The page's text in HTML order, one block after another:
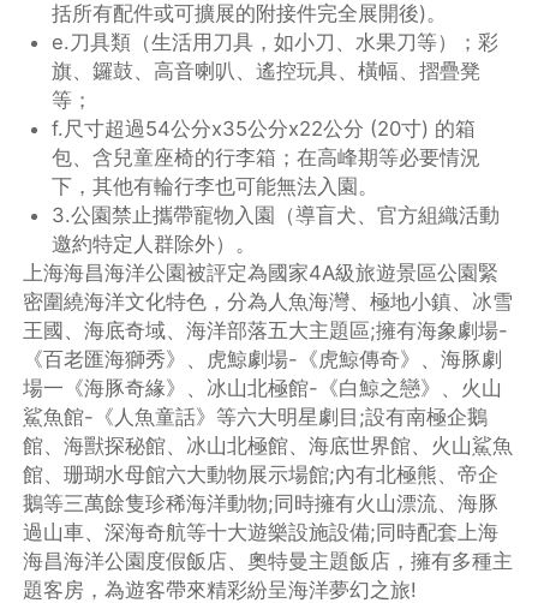
括所有配件或可擴展的附接件完全展開後)。
e.刀具類（生活用刀具，如小刀、水果刀等）；彩
旗、鑼鼓、高音喇叭、遙控玩具、橫幅、摺疊凳
等；
f.尺寸超過54公分x35公分x22公分 (20寸) 的箱
包、含兒童座椅的行李箱；在高峰期等必要情況
下，其他有輪行李也可能無法入園。
3.公園禁止攜帶寵物入園（導盲犬、官方組織活動
邀約特定人群除外）。
上海海昌海洋公園被評定為國家4A級旅遊景區公園緊
密圍繞海洋文化特色，分為人魚海灣、極地小鎮、冰雪
王國、海底奇域、海洋部落五大主題區;擁有海象劇場-
《百老匯海獅秀》、虎鯨劇場-《虎鯨傳奇》、海豚劇
場一《海豚奇緣》、冰山北極館-《白鯨之戀》、火山
鯊魚館-《人魚童話》等六大明星劇目;設有南極企鵝
館、海獸探秘館、冰山北極館、海底世界館、火山鯊魚
館、珊瑚水母館六大動物展示場館;內有北極熊、帝企
鵝等三萬餘隻珍稀海洋動物;同時擁有火山漂流、海豚
過山車、深海奇航等十大遊樂設施設備;同時配套上海
海昌海洋公園度假飯店、奧特曼主題飯店，擁有多種主
題客房，為遊客帶來精彩紛呈海洋夢幻之旅!